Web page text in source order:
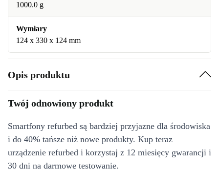
1000.0 g
Wymiary
124 x 330 x 124 mm
Opis produktu
Twój odnowiony produkt
Smartfony refurbed są bardziej przyjazne dla środowiska
i do 40% tańsze niż nowe produkty. Kup teraz
urządzenie refurbed i korzystaj z 12 miesięcy gwarancji i
30 dni na darmowe testowanie.